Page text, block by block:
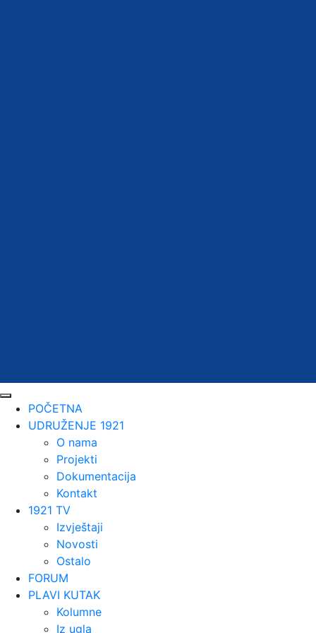
POČETNA
UDRUŽENJE 1921
O nama
Projekti
Dokumentacija
Kontakt
1921 TV
Izvještaji
Novosti
Ostalo
FORUM
PLAVI KUTAK
Kolumne
Iz ugla